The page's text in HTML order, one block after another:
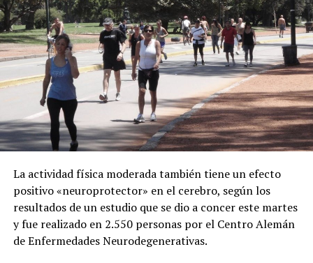
La actividad física moderada también tiene un efecto
positivo «neuroprotector» en el cerebro, según los
resultados de un estudio que se dio a concer este martes
y fue realizado en 2.550 personas por el Centro Alemán
de Enfermedades Neurodegenerativas.